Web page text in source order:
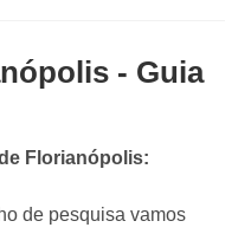
- Guia
Florianópolis:
de pesquisa vamos